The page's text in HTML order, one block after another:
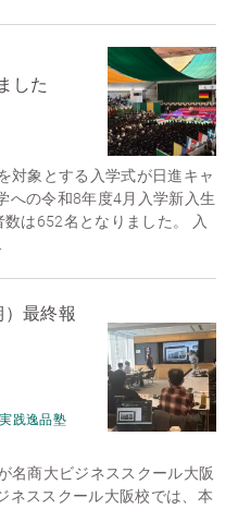
した
対象とする入学式が日進キャ
への令和8年度4月入学新入生
は652名となりました。 入
最終報
践逸品塾
名商大ビジネススクール大阪
ネススクール大阪校では、本